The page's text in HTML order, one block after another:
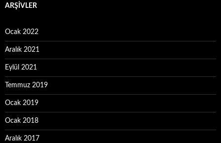
ARŞIVLER
Ocak 2022
Aralık 2021
Eylül 2021
Temmuz 2019
Ocak 2019
Ocak 2018
Aralık 2017